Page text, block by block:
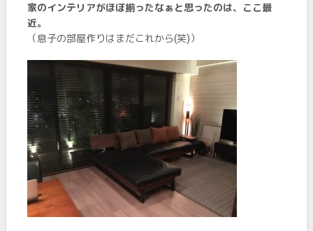
家のインテリアがほぼ揃ったなぁと思ったのは、ここ最
近。
（息子の部屋作りはまだこれから(笑)）